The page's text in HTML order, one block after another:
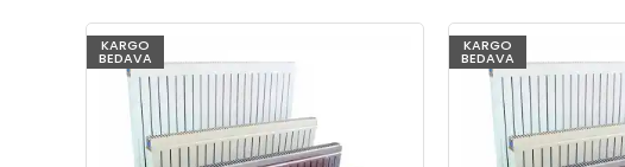
KARGO
BEDAVA
KARGO
BEDAVA